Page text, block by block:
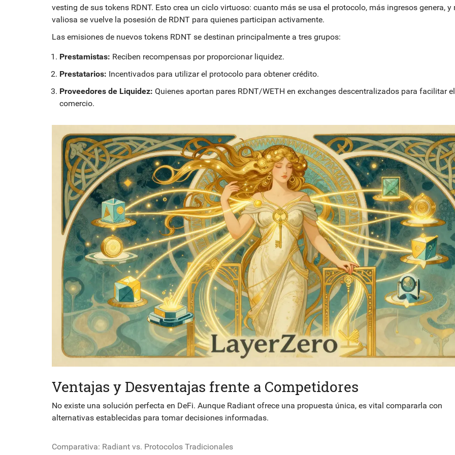
vesting de sus tokens RDNT. Esto crea un ciclo virtuoso: cuanto más se usa el protocolo, más ingresos genera, y
valiosa se vuelve la posesión de RDNT para quienes participan activamente.
Las emisiones de nuevos tokens RDNT se destinan principalmente a tres grupos:
Prestamistas: Reciben recompensas por proporcionar liquidez.
Prestatarios: Incentivados para utilizar el protocolo para obtener crédito.
Proveedores de Liquidez: Quienes aportan pares RDNT/WETH en exchanges descentralizados para facilitar el
comercio.
Ventajas y Desventajas frente a Competidores
No existe una solución perfecta en DeFi. Aunque Radiant ofrece una propuesta única, es vital compararla con
alternativas establecidas para tomar decisiones informadas.
Comparativa: Radiant vs. Protocolos Tradicionales